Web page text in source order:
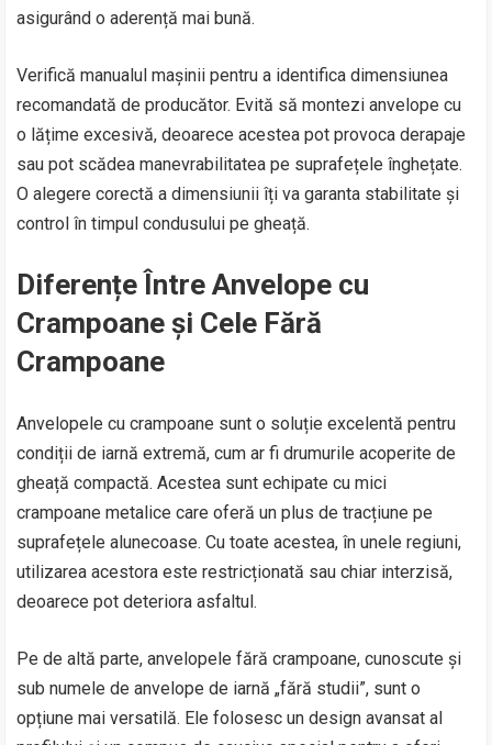
asigurând o aderență mai bună.
Verifică manualul mașinii pentru a identifica dimensiunea
recomandată de producător. Evită să montezi anvelope cu
o lățime excesivă, deoarece acestea pot provoca derapaje
sau pot scădea manevrabilitatea pe suprafețele înghețate.
O alegere corectă a dimensiunii îți va garanta stabilitate și
control în timpul condusului pe gheață.
Diferențe Între Anvelope cu
Crampoane și Cele Fără
Crampoane
Anvelopele cu crampoane sunt o soluție excelentă pentru
condiții de iarnă extremă, cum ar fi drumurile acoperite de
gheață compactă. Acestea sunt echipate cu mici
crampoane metalice care oferă un plus de tracțiune pe
suprafețele alunecoase. Cu toate acestea, în unele regiuni,
utilizarea acestora este restricționată sau chiar interzisă,
deoarece pot deteriora asfaltul.
Pe de altă parte, anvelopele fără crampoane, cunoscute și
sub numele de anvelope de iarnă „fără studii”, sunt o
opțiune mai versatilă. Ele folosesc un design avansat al